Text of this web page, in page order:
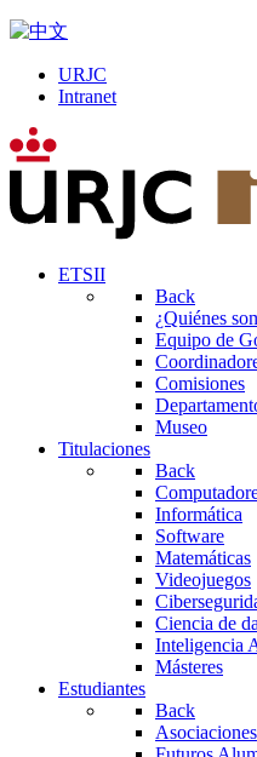
URJC
Intranet
ETSII
Back
¿Quiénes
Equipo de
Comisiones
Museo
Titulaciones
Back
Informática
Software
Matemáticas
Videojuegos
Ciencia de
Inteligencia
Másteres
Estudiantes
Back
Asociaciones